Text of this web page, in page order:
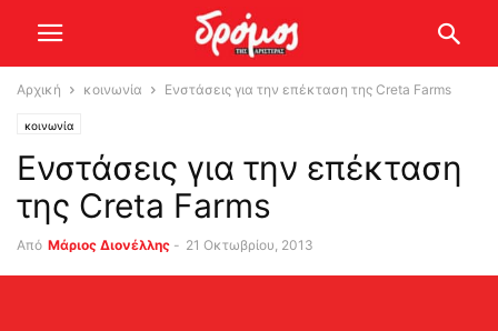
Αρχική κοινωνία Ενστάσεις για την επέκταση της Creta Farms
κοινωνία
Ενστάσεις για την επέκταση
της Creta Farms
Από Μάριος Διονέλλης - 21 Οκτωβρίου, 2013